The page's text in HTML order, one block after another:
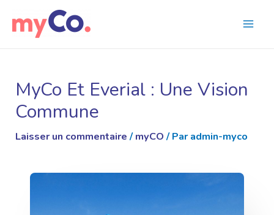
MyCo Et Everial : Une Vision
Commune
Laisser un commentaire /myCO / Paradmin-myco